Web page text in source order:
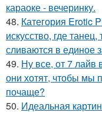
караоке - вечеринку.
48. Категория Erotic
искусство, где
сливаются в единое
49. Ну все, от 7 лайв
они хотят, чтобы мы
почаще?
50. Идеальная